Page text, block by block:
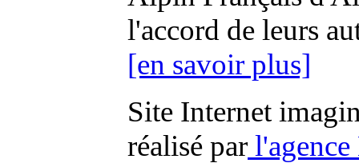
l'accord de leurs
[en savoir plus]
Site Internet
réalisé par